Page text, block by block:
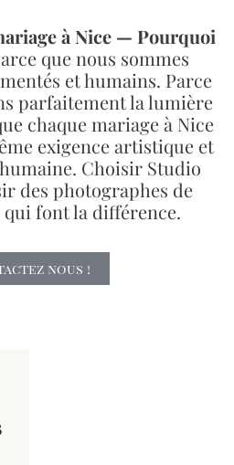
à Nice — Pourquoi
que nous sommes
et humains. Parce
parfaitement la lumière
chaque mariage à Nice
exigence artistique et
Choisir Studio
des photographes de
qui font la différence.
nous !